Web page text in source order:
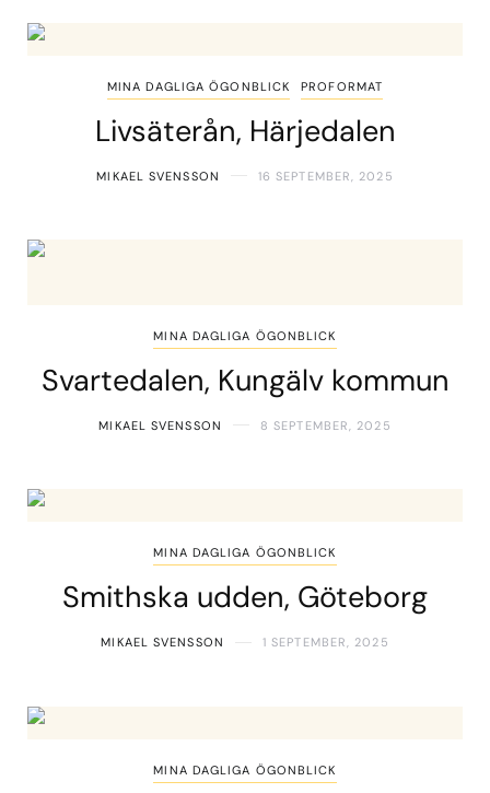
MINA DAGLIGA ÖGONBLICK PROFORMAT
Livsäterån, Härjedalen
MIKAEL SVENSSON 16 SEPTEMBER, 2025
MINA DAGLIGA ÖGONBLICK
Svartedalen, Kungälv kommun
MIKAEL SVENSSON 8 SEPTEMBER, 2025
MINA DAGLIGA ÖGONBLICK
Smithska udden, Göteborg
MIKAEL SVENSSON 1 SEPTEMBER, 2025
MINA DAGLIGA ÖGONBLICK